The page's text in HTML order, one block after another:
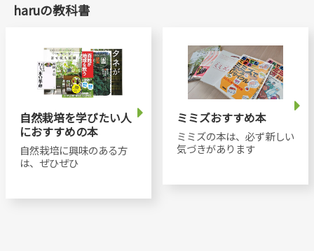
haruの教科書
自然栽培を学びたい人
におすすめの本
自然栽培に興味のある方
は、ぜひぜひ
ミミズおすすめ本
ミミズの本は、必ず新しい
気づきがあります